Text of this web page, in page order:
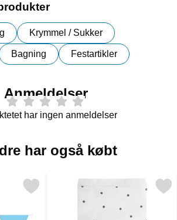
Krymmel / Sukker
Bagning Festartikler
Anmeldelser
har ingen anmeldelser
har også købt
Lyseblå som favorit
Markér festposer med